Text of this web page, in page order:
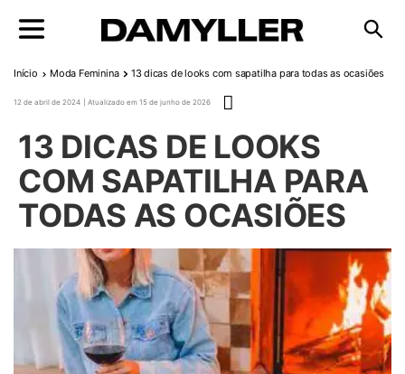
Início Moda Feminina 13 dicas de looks com sapatilha para todas as ocasiões
13 DICAS DE LOOKS
COM SAPATILHA PARA
TODAS AS OCASIÕES
12 de abril de 2024
15 de junho de 2026